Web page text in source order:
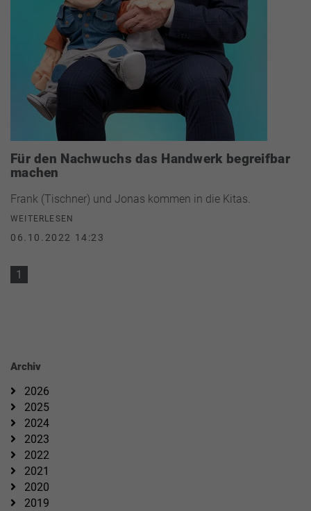
Für den Nachwuchs das Handwerk begreifbar
machen
Frank (Tischner) und Jonas kommen in die Kitas.
WEITERLESEN
06.10.2022 14:23
1
Archiv
2026
2025
2024
2023
2022
2021
2020
2019